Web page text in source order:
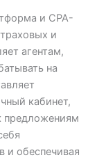
и CPA-
и
агентам,
на
кабинет,
предложениям
и обеспечивая